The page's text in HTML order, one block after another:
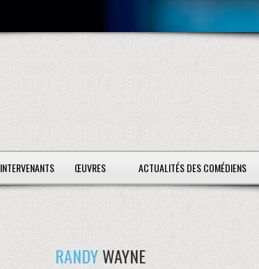
INTERVENANTS ŒUVRES ACTUALITÉS DES COMÉDIENS
RANDYWAYNE